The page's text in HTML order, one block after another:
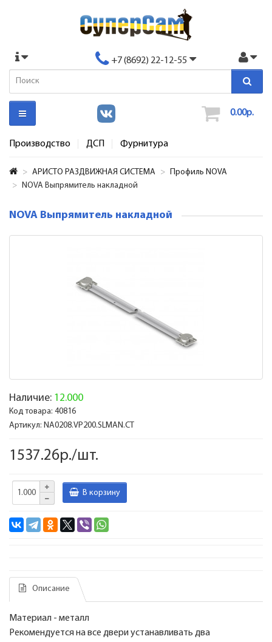
+7 (8692) 22-12-55
0.00р.
Производство ДСП Фурнитура
АРИСТО РАЗДВИЖНАЯ СИСТЕМА
Профиль NOVA
NOVA Выпрямитель накладной
NOVA Выпрямитель накладной
Наличие: 12.000
Код товара: 40816
Артикул: NA0208.VP200.SLMAN.CT
1537.26р./шт.
В корзину
Описание
Материал - металл
Рекомендуется на все двери устанавливать два